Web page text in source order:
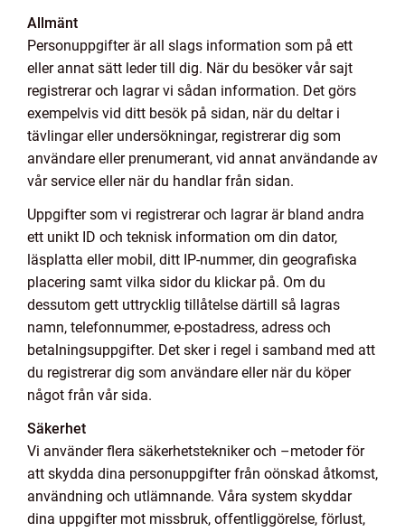
Allmänt
Personuppgifter är all slags information som på ett
eller annat sätt leder till dig. När du besöker vår sajt
registrerar och lagrar vi sådan information. Det görs
exempelvis vid ditt besök på sidan, när du deltar i
tävlingar eller undersökningar, registrerar dig som
användare eller prenumerant, vid annat användande av
vår service eller när du handlar från sidan.
Uppgifter som vi registrerar och lagrar är bland andra
ett unikt ID och teknisk information om din dator,
läsplatta eller mobil, ditt IP-nummer, din geografiska
placering samt vilka sidor du klickar på. Om du
dessutom gett uttrycklig tillåtelse därtill så lagras
namn, telefonnummer, e-postadress, adress och
betalningsuppgifter. Det sker i regel i samband med att
du registrerar dig som användare eller när du köper
något från vår sida.
Säkerhet
Vi använder flera säkerhetstekniker och –metoder för
att skydda dina personuppgifter från oönskad åtkomst,
användning och utlämnande. Våra system skyddar
dina uppgifter mot missbruk, offentliggörelse, förlust,